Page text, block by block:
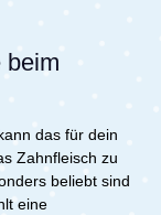
beim
das für dein
Zahnfleisch zu
beliebt sind
eine